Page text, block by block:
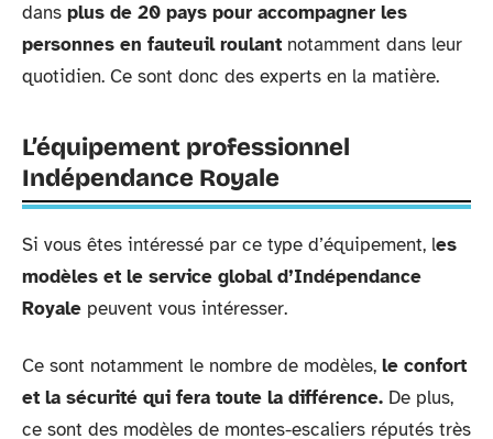
dans plus de 20 pays pour accompagner les
personnes en fauteuil roulant notamment dans leur
quotidien. Ce sont donc des experts en la matière.
L’équipement professionnel
Indépendance Royale
Si vous êtes intéressé par ce type d’équipement, les
modèles et le service global d’Indépendance
Royale peuvent vous intéresser.
Ce sont notamment le nombre de modèles, le confort
et la sécurité qui fera toute la différence. De plus,
ce sont des modèles de montes-escaliers réputés très